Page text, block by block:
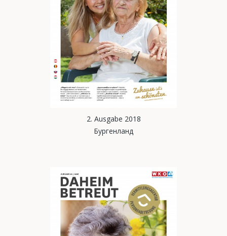
2. Ausgabe 2018
Бургенланд